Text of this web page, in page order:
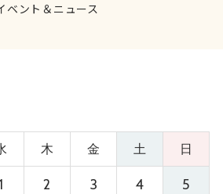
ベント＆ニュース
木 金 土 日
1 2 3 4 5